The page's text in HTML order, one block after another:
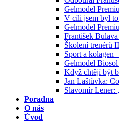
Gelmodel
V cíli jsem byl
Gelmodel
František
Školení trenérů
Sport a kolagen
Gelmodel Biosol
Když chtějí být
Jan Laštůvka:
Slavomír Lener:
Poradna
O nás
Úvod